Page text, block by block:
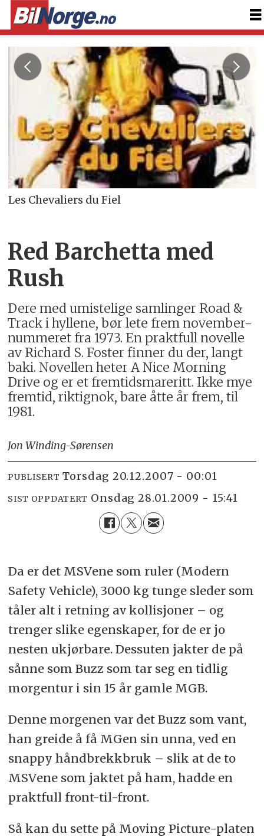
Les Chevaliers du Fiel
Red Barchetta med
Rush
Dere med umistelige samlinger Road &
Track i hyllene, bør lete frem november-
nummeret fra 1973. En praktfull novelle
av Richard S. Foster finner du der, langt
baki. Novellen heter A Nice Morning
Drive og er et fremtidsmareritt. Ikke mye
fremtid, riktignok, bare åtte år frem, til
1981.
Jon Winding-Sørensen
PUBLISERT torsdag 20.12.2007 - 00:01
SIST OPPDATERT onsdag 28.01.2009 - 15:41
Da er det MSVene som ruler (Modern
Safety Vehicle), 3000 kg tunge sleder som
tåler alt i retning av kollisjoner – og
trenger slike egenskaper, for de er jo
nesten ukjørbare. Dessuten jakter de på
sånne som Buzz som tar seg en tidlig
morgentur i sin 15 år gamle MGB.
Denne morgenen var det Buzz som vant,
han greide å få MGen sin unna, ved en
snappy håndbrekkbruk – slik at de to
MSVene som jaktet på ham, hadde en
praktfull front-til-front.
Så kan du sette på Moving Picture-platen